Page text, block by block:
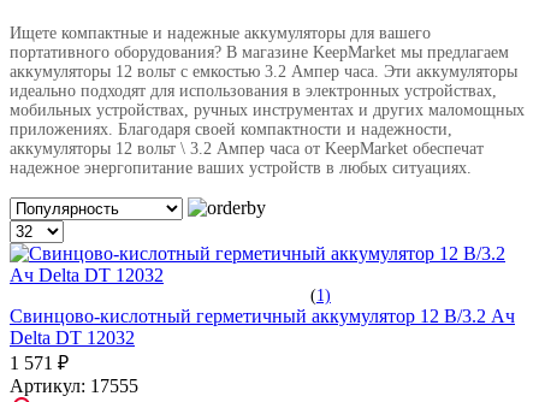
Ищете компактные и надежные аккумуляторы для вашего
портативного оборудования? В магазине KeepMarket мы предлагаем
аккумуляторы 12 вольт с емкостью 3.2 Ампер часа. Эти аккумуляторы
идеально подходят для использования в электронных устройствах,
мобильных устройствах, ручных инструментах и других маломощных
приложениях. Благодаря своей компактности и надежности,
аккумуляторы 12 вольт \ 3.2 Ампер часа от KeepMarket обеспечат
надежное энергопитание ваших устройств в любых ситуациях.
(1)
Свинцово-кислотный герметичный аккумулятор 12 В/3.2 Ач
Delta DT 12032
1 571 ₽
Артикул: 17555